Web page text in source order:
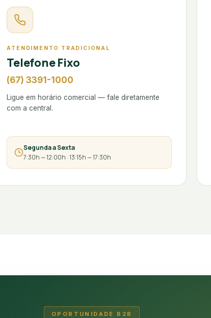
ATENDIMENTO TRADICIONAL
Telefone Fixo
(67) 3391-1000
Ligue em horário comercial — fale diretamente
com a central.
Segunda a Sexta
7:30h — 12:00h · 13:15h — 17:30h
OPORTUNIDADE B2B